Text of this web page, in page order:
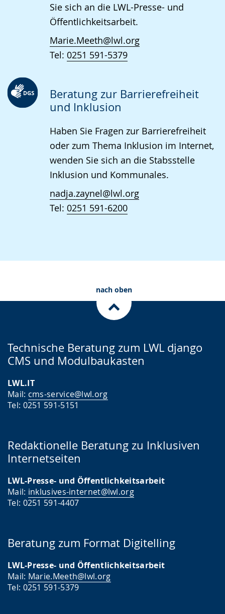
Sie sich an die LWL-Presse- und
Öffentlichkeitsarbeit.
Marie.Meeth@lwl.org
Tel: 0251 591-5379
Beratung zur Barrierefreiheit
und Inklusion
Haben Sie Fragen zur Barrierefreiheit
oder zum Thema Inklusion im Internet,
wenden Sie sich an die Stabsstelle
Inklusion und Kommunales.
nadja.zaynel@lwl.org
Tel: 0251 591-6200
nach oben
Technische Beratung zum LWL django
CMS und Modulbaukasten
LWL.IT
Mail: cms-service@lwl.org
Tel: 0251 591-5151
Redaktionelle Beratung zu Inklusiven
Internetseiten
LWL-Presse- und Öffentlichkeitsarbeit
Mail: inklusives-internet@lwl.org
Tel: 0251 591-4407
Beratung zum Format Digitelling
LWL-Presse- und Öffentlichkeitsarbeit
Mail: Marie.Meeth@lwl.org
Tel: 0251 591-5379